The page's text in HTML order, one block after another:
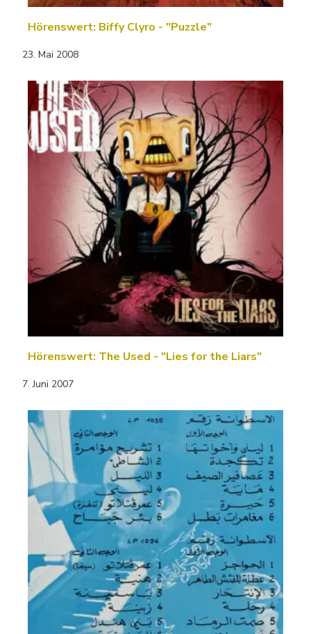
Hörenswert: Biffy Clyro - "Puzzle"
23. Mai 2008
Hörenswert: The Used - "Lies for the Liars"
7. Juni 2007